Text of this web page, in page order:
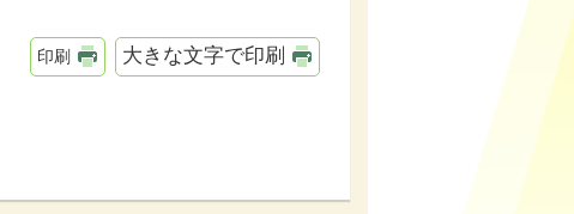
印刷 大きな文字で印刷